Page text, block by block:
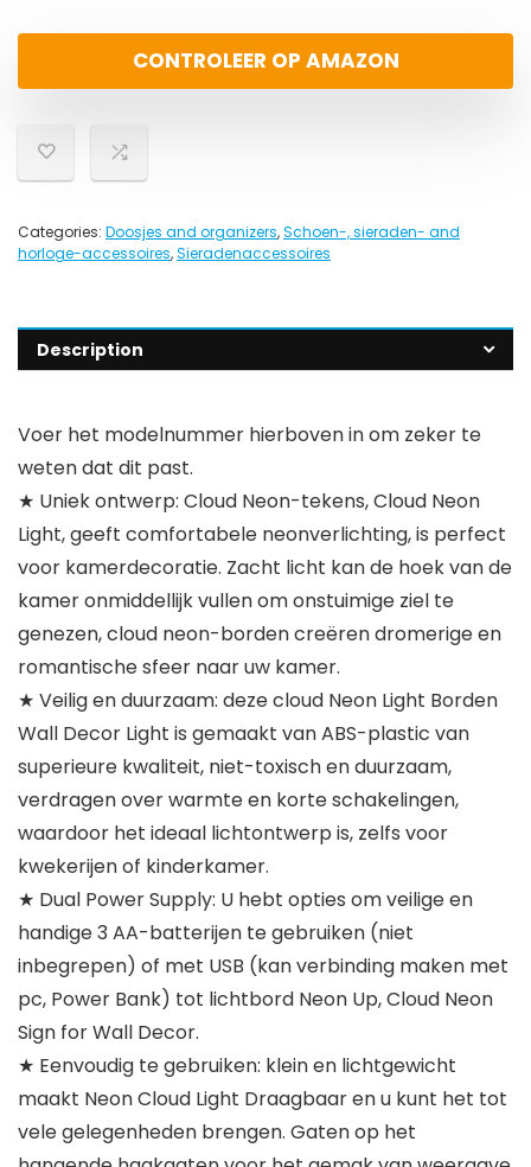
CONTROLEER OP AMAZON
Categories: Doosjes and organizers,Schoen-, sieraden- and
horloge-accessoires,Sieradenaccessoires
Description
Voer het modelnummer hierboven in om zeker te
weten dat dit past.
★ Uniek ontwerp: Cloud Neon-tekens, Cloud Neon
Light, geeft comfortabele neonverlichting, is perfect
voor kamerdecoratie. Zacht licht kan de hoek van de
kamer onmiddellijk vullen om onstuimige ziel te
genezen, cloud neon-borden creëren dromerige en
romantische sfeer naar uw kamer.
★ Veilig en duurzaam: deze cloud Neon Light Borden
Wall Decor Light is gemaakt van ABS-plastic van
superieure kwaliteit, niet-toxisch en duurzaam,
verdragen over warmte en korte schakelingen,
waardoor het ideaal lichtontwerp is, zelfs voor
kwekerijen of kinderkamer.
★ Dual Power Supply: U hebt opties om veilige en
handige 3 AA-batterijen te gebruiken (niet
inbegrepen) of met USB (kan verbinding maken met
pc, Power Bank) tot lichtbord Neon Up, Cloud Neon
Sign for Wall Decor.
★ Eenvoudig te gebruiken: klein en lichtgewicht
maakt Neon Cloud Light Draagbaar en u kunt het tot
vele gelegenheden brengen. Gaten op het